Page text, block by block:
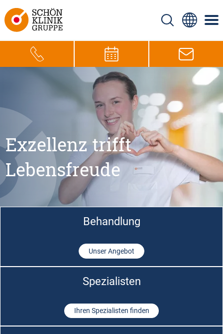
Exzellenz trifft
Lebensfreude
Behandlung
Unser Angebot
Spezialisten
Ihren Spezialisten finden